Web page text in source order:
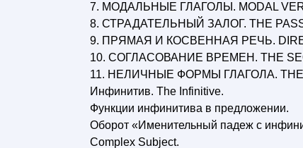
7. МОДАЛЬНЫЕ ГЛАГОЛЫ. MODAL
8. СТРАДАТЕЛЬНЫЙ ЗАЛОГ. THE
9. ПРЯМАЯ И КОСВЕННАЯ РЕЧЬ.
10. СОГЛАСОВАНИЕ ВРЕМЕН. THE
11. НЕЛИЧНЫЕ ФОРМЫ ГЛАГОЛА. THE
Инфинитив. The Infinitive.
Функции инфинитива в предложении.
Оборот «Именительный падеж с
Complex Subject.